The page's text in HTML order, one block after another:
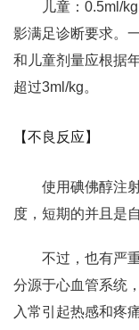
儿童：0.5ml/
影满足诊断要求。
和儿童剂量应根据
超过3ml/kg。
【不良反应】
使用碘佛醇注
度，短期的并且是
不过，也有严
分源于心血管系统
入常引起热感和疼